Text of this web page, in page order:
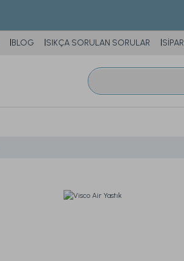
BLOG SIKÇA SORULAN SORULAR